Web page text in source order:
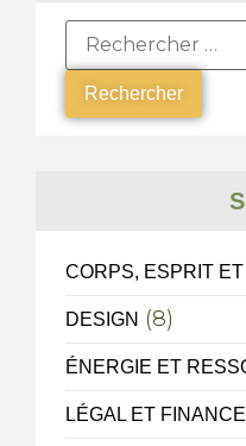
CORPS, ESPRIT
DESIGN (8)
ÉNERGIE ET
LÉGAL ET